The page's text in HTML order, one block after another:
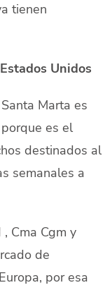
tienen
Unidos
Marta es
es el
destinados al
semanales a
Cma Cgm y
de
por esa